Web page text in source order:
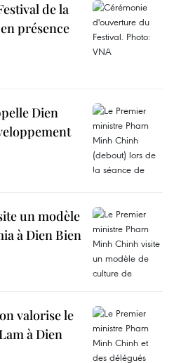
de la
présence
Dien
un modèle
à Dien Bien
valorise le
à Dien